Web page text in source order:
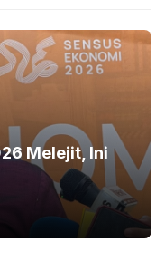
Melejit, Ini